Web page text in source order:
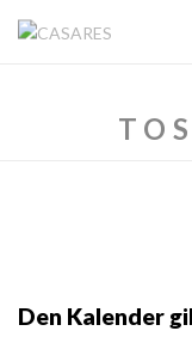
Den Kalender